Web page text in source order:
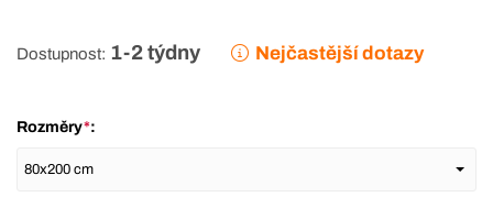
Dostupnost: 1-2 týdny Nejčastější dotazy
Rozměry*: